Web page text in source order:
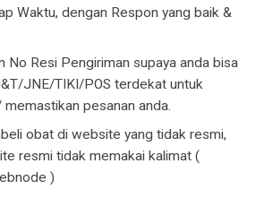
Waktu, dengan Respon yang baik &
No Resi Pengiriman supaya anda bisa
JNE/TIKI/POS terdekat untuk
pesanan anda.
obat di website yang tidak resmi,
resmi tidak memakai kalimat (
)